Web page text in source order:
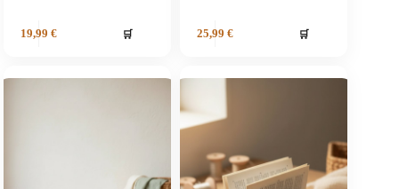
19,99 € 🛒 25,99 € 🛒